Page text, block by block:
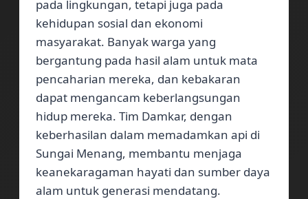
pada lingkungan, tetapi juga pada
kehidupan sosial dan ekonomi
masyarakat. Banyak warga yang
bergantung pada hasil alam untuk mata
pencaharian mereka, dan kebakaran
dapat mengancam keberlangsungan
hidup mereka. Tim Damkar, dengan
keberhasilan dalam memadamkan api di
Sungai Menang, membantu menjaga
keanekaragaman hayati dan sumber daya
alam untuk generasi mendatang.